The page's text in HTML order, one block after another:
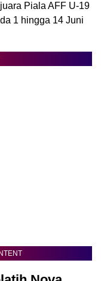
Piala AFF U-19
1 hingga 14 Juni